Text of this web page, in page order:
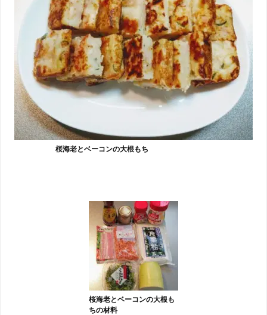
桜海老とベーコンの大根もち
桜海老とベーコンの大根も
ちの材料